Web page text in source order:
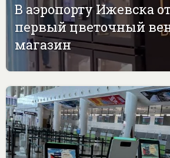
В аэропорту Ижевска
первый цветочный
магазин